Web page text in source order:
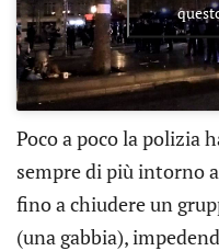
Poco a poco la polizia
sempre di più intorno
fino a chiudere un
(una gabbia),